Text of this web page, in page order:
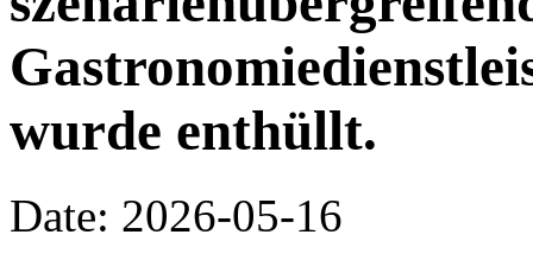
wurde enthüllt.
Date: 2026-05-16